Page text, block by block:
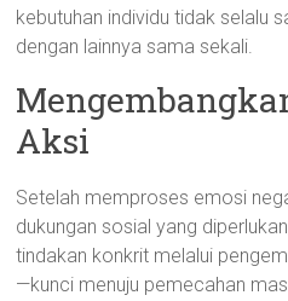
kebutuhan individu tidak selalu
dengan lainnya sama sekali.
Aksi
Setelah memproses emosi
dukungan sosial yang
tindakan konkrit melalui
—kunci menuju pemecahan